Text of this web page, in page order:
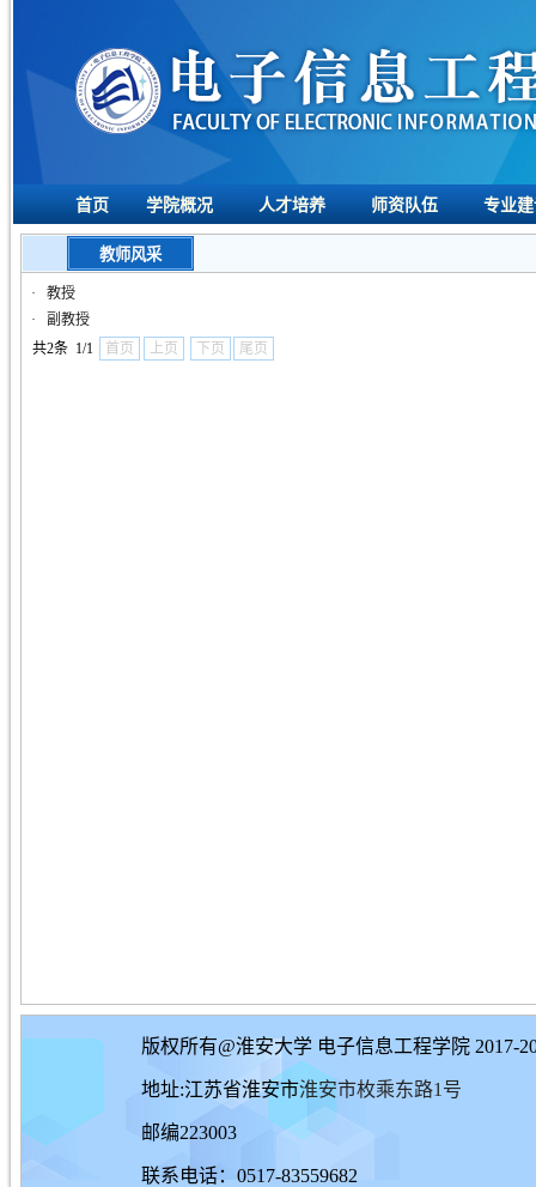
首页 学院概况 人才培养 师资队伍 专业
教师风采
·
教授
·
副教授
共2条 1/1
首页 上页 下页 尾页
版权所有@淮安大学 电子信息工程学院 2017-
地址:江苏省淮安市淮安市枚乘东路1号
邮编223003
联系电话：0517-83559682